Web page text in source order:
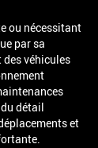
ou nécessitant
par sa
des véhicules
détail
et